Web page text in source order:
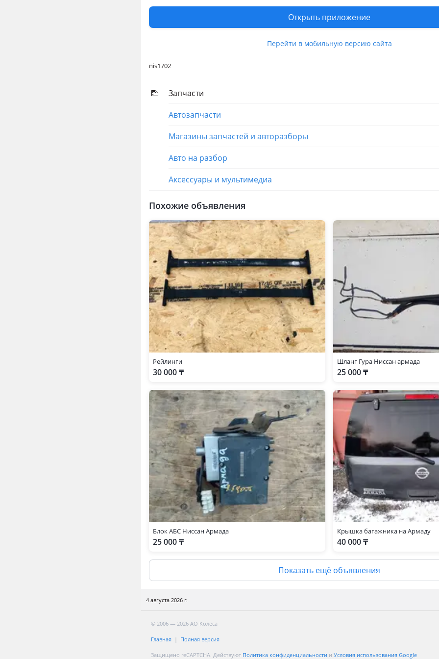
Открыть приложение
Перейти в мобильную версию сайта
Актуальные цены и наличие уточняйте по телефону!
Перевести
Другие объявления продавца
nis1702
Запчасти
Автозапчасти
Магазины запчастей и авторазборы
Авто на разбор
Аксессуары и мультимедиа
Похожие объявления
Рейлинги
30 000 ₸
Шланг Гура Ниссан армада
25 000 ₸
Блок АБС Ниссан Армада
25 000 ₸
Крышка багажника на Армаду
40 000 ₸
Показать ещё объявления
4 августа 2026 г.
© 2006 — 2026 АО Колеса
Главная Полная версия
Защищено reCAPTCHA. Действуют Политика конфиденциальности и Условия использования Google